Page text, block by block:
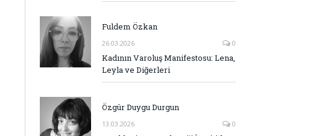
Fuldem Özkan
26.03.2026 0
Kadının Varoluş Manifestosu: Lena,
Leyla ve Diğerleri
Özgür Duygu Durgun
13.03.2026 0